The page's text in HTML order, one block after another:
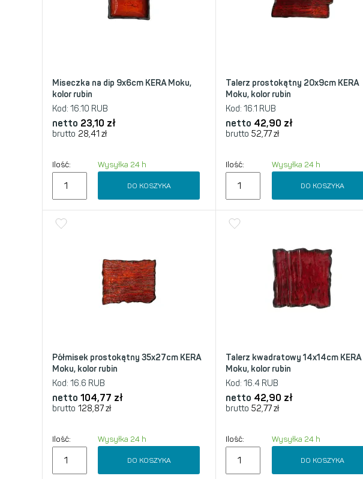
Miseczka na dip 9x6cm KERA Moku,
kolor rubin
Kod: 16.10 RUB
netto 23,10 zł
brutto 28,41 zł
Ilość: Wysyłka 24 h
DO KOSZYKA
Talerz prostokątny 20x9cm KERA
Moku, kolor rubin
Kod: 16.1 RUB
netto 42,90 zł
brutto 52,77zł
Ilość: Wysyłka 24 h
DO KOSZYKA
Półmisek prostokątny 35x27cm KERA
Moku, kolor rubin
Kod: 16.6 RUB
netto 104,77 zł
brutto 128,87zł
Ilość: Wysyłka 24 h
DO KOSZYKA
Talerz kwadratowy 14x14cm KERA
Moku, kolor rubin
Kod: 16.4 RUB
netto 42,90 zł
brutto 52,77zł
Ilość: Wysyłka 24 h
DO KOSZYKA